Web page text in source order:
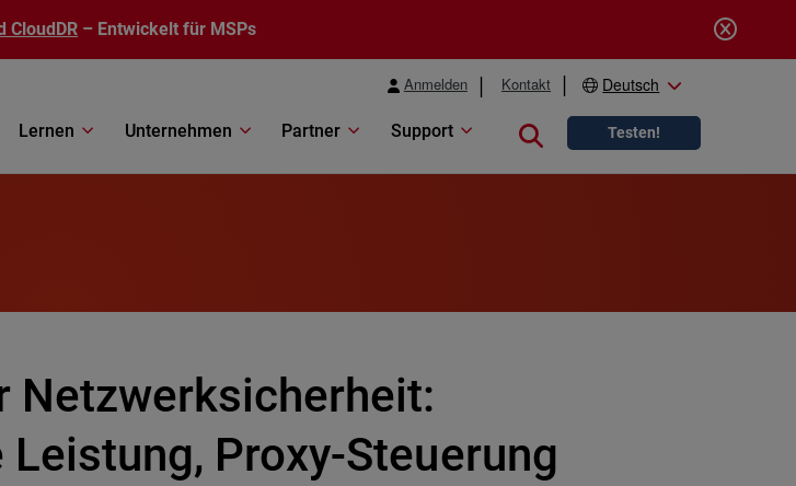
CloudDR – Entwickelt für MSPs
Anmelden Kontakt Deutsch
Lernen Unternehmen Partner Support Close search
Testen!
Netzwerksicherheit:
Proxy-Steuerung